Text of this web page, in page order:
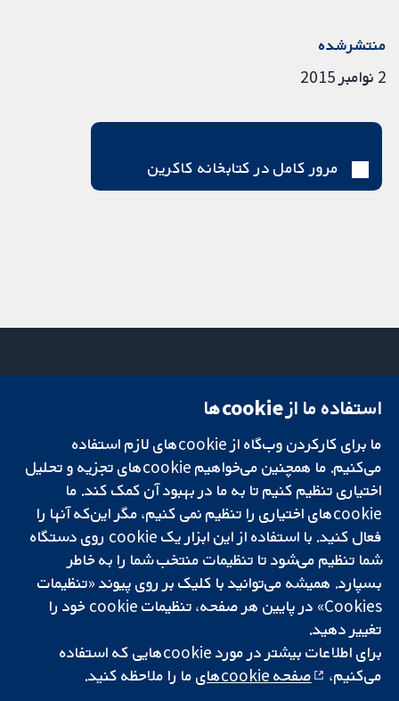
منتشرشده
2 نوامبر 2015
مرور کامل در کتابخانه کاکرین
تحقیقات قابل
اعتماد.
تصمیم‌گیری آگاهانه.
سلامت بهتر.
میدان کاوندیش
لندن
W1G 0AN
بریتانیا
دفتر رسانه‌ای
درباره ما
فرصت‌های
شغلی
Cochrane
Library
شبکه همکاری کاکرین، یک مؤسسه خیریه (شماره 1045921) و یک شرکت با
و ولز است. شماره ثبت مالیات بر ارزش افزوده: GB 718 2127 49.
کپی‌رایت © ۲۰۲۵ همکاری کاکرین
استفاده ما از cookie‌ها
ما برای کارکردن وب‌گاه از cookie‌های لازم استفاده
می‌کنیم. ما همچنین می‌خواهیم cookie‌های تجزیه و تحلیل
اختیاری تنظیم کنیم تا به ما در بهبود آن کمک کند. ما
cookie‌های اختیاری را تنظیم نمی کنیم، مگر این‌که آنها را
فعال کنید. با استفاده از این ابزار یک cookie‌ روی دستگاه
شما تنظیم می‌شود تا تنظیمات منتخب شما را به خاطر
بسپارد. همیشه می‌توانید با کلیک بر روی پیوند «تنظیمات
Cookies» در پایین هر صفحه، تنظیمات cookie‌ خود را
تغییر دهید.
برای اطلاعات بیشتر در مورد cookie‌هایی که استفاده
می‌کنیم،
صفحه cookie‌های ما را ملاحظه کنید.